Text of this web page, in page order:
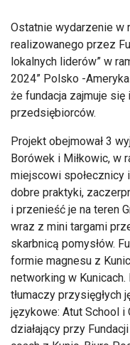
Ostatnie wydarzenie w
realizowanego przez
lokalnych liderów” w
2024” Polsko -
że fundacja zajmuje się
przedsiębiorców.
Projekt obejmował 3
Borówek i Miłkowic, w
miejscowi
dobre praktyki,
i przenieść je na teren
wraz z mini targami
skarbnicą pomysłów.
formie magnesu z
networking w Kunicach.
tłumaczy przysięgłych
językowe: Atut School i
działający przy